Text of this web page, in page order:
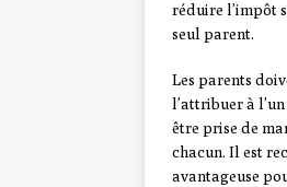
réduire l’impôt
seul parent.
Les parents
l’attribuer à
être prise de
chacun. Il est
avantageuse